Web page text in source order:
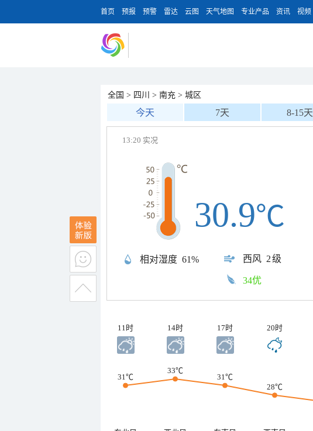
首页 预报 预警 雷达 云图 天气地图 专业产品 资讯 视频
全国 > 四川 > 南充 > 城区
今天 7天 8-15天
13:20 实况
相对湿度 61% 西风 2级
30.9℃
34优
11时 14时 17时 20时
31℃
33℃
31℃
28℃